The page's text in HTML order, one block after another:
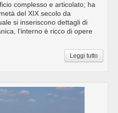
complesso e articolato; ha
del XIX secolo da
si inseriscono dettagli di
l’interno è ricco di opere
Leggi tutto